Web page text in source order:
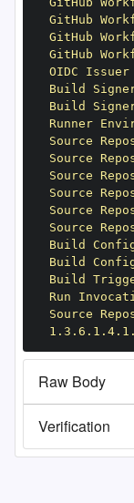
GitHub
GitHub
GitHub
OIDC
Build
Build
Runner
Source
Source
Source
Source
Source
Source
Build
Build
Build
Run
Source
Raw Body
Verification